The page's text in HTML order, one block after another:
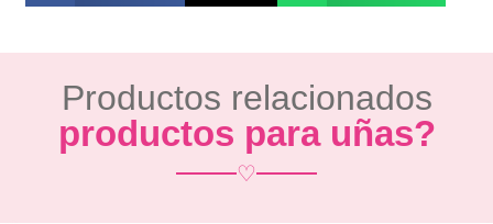
Productos relacionados
productos para uñas?
♡